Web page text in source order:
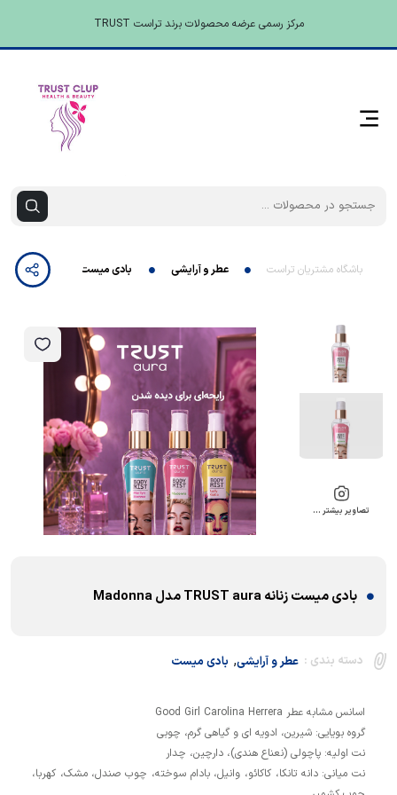
مرکز رسمی عرضه محصولات برند تراست TRUST
باشگاه مشتریان تراست عطر و آرایشی بادی میست زنانه TRUST aura مدل Madonna
تصاویر بیشتر …
بادی میست زنانه TRUST aura مدل Madonna
دسته بندی : عطر و آرایشی, بادی میست
نت میانی: دانه تانکا، کاکائو، وانیل، بادام سوخته، چوب صندل، مشک، کهربا،